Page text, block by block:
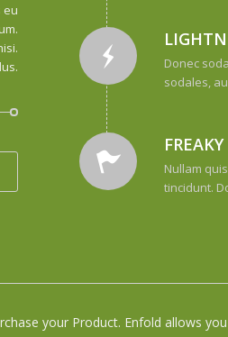
eu
Donec
sodales,
Nullam
tincidunt.
your Product. Enfold allows